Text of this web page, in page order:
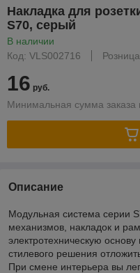
Накладка для
S70, серый
В наличии
Код: VLS002716
Розница
16 руб.
Минимальная сумма заказа
Описание
Модульная система серии
механизмов, накладок и
электротехническую
стилевого решения
При смене интерьера вы